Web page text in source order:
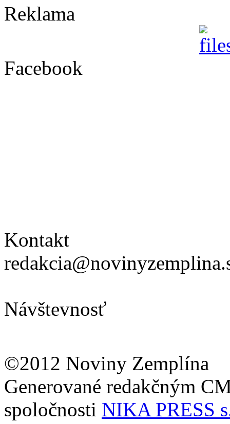
Reklama
Facebook
Kontakt
Návštevnosť
©2012 Noviny Zemplína
Generované redakčným
spoločnosti NIKA PRESS